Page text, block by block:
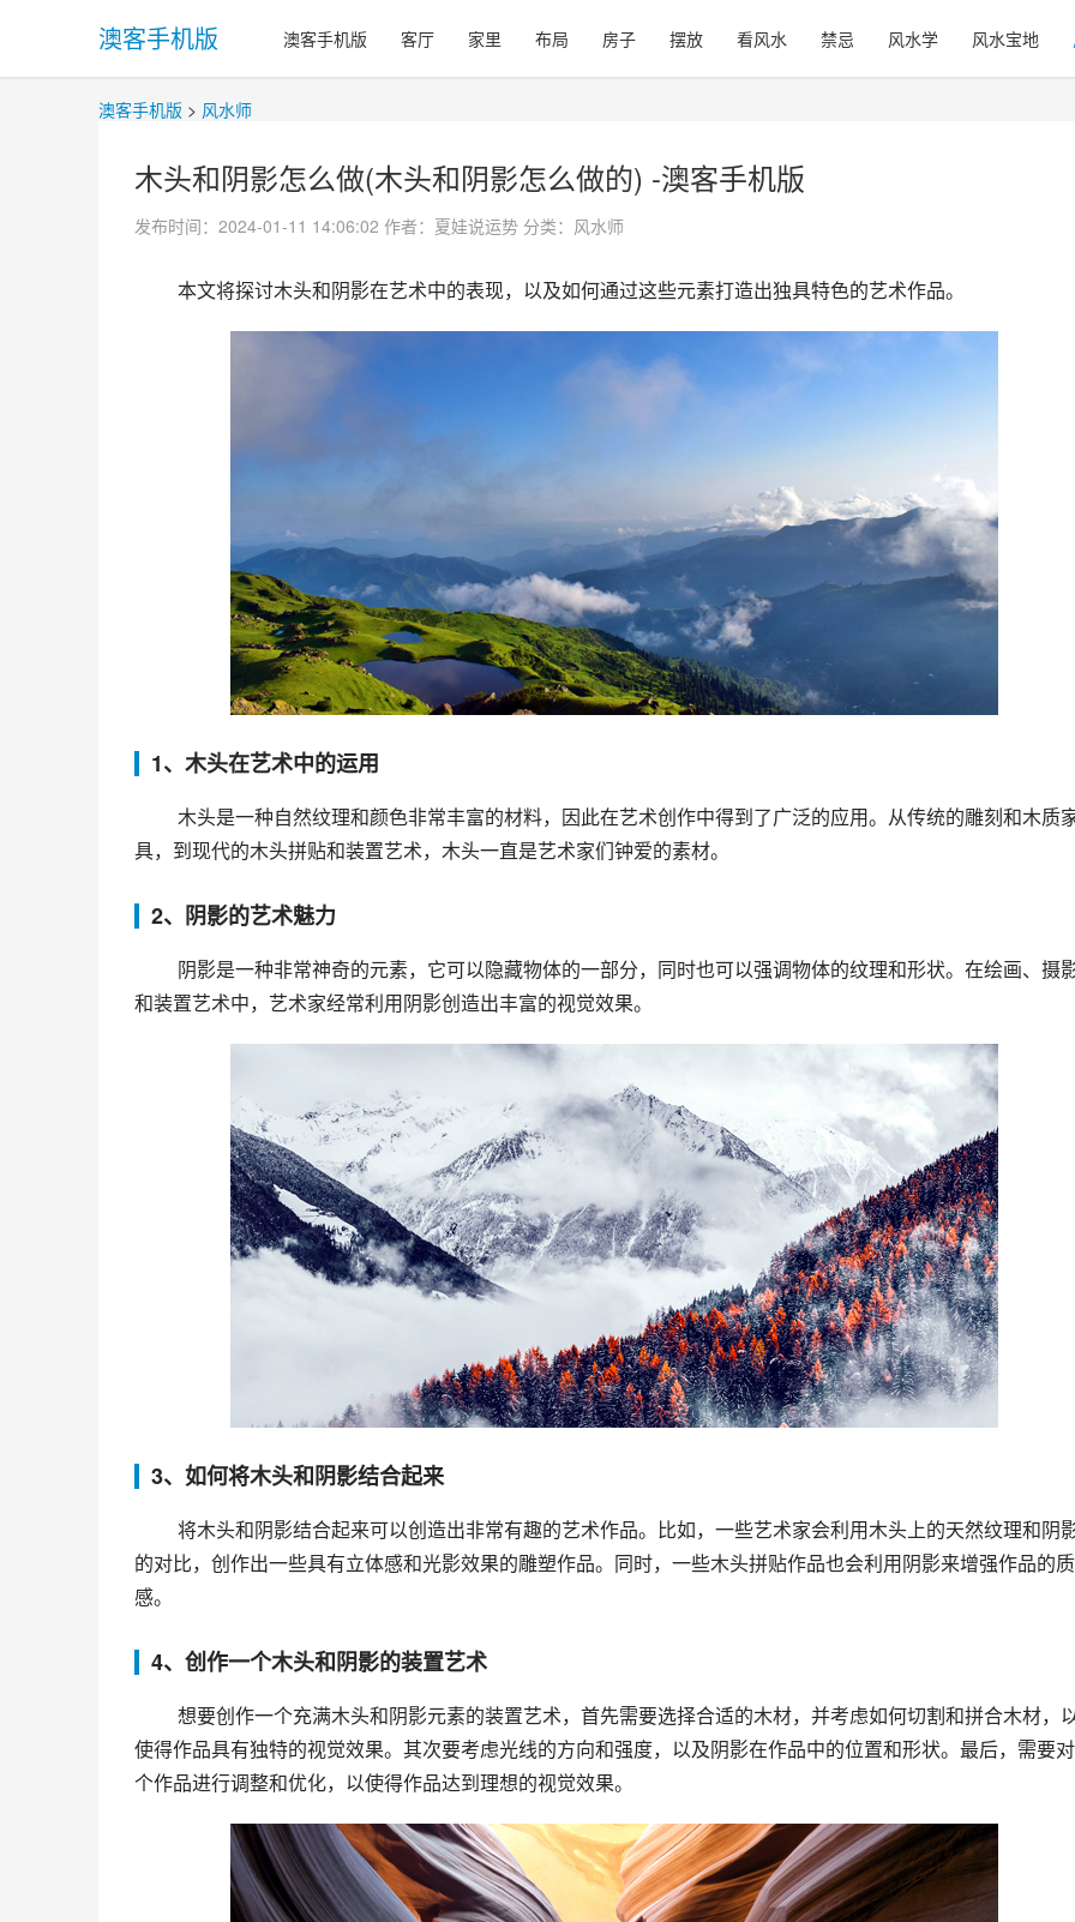
澳客手机版 澳客手机版 客厅 家里 布局 房子 摆放 看风水 禁忌 风水学 风水宝地
澳客手机版 > 风水师
木头和阴影怎么做(木头和阴影怎么做的) -澳客手机版
发布时间：2024-01-11 14:06:02 作者：夏娃说运势 分类： 风水师
本文将探讨木头和阴影在艺术中的表现，以及如何通过这些元素打造出独具特色的艺术作品。
1、木头在艺术中的运用
具，到现代的木头拼贴和装置艺术，木头一直是艺术家们钟爱的素材。
2、阴影的艺术魅力
和装置艺术中，艺术家经常利用阴影创造出丰富的视觉效果。
3、如何将木头和阴影结合起来
的对比，创作出一些具有立体感和光影效果的雕塑作品。同时，一些木头拼贴作品也会利用阴影来增强作品的质
感。
4、创作一个木头和阴影的装置艺术
使得作品具有独特的视觉效果。其次要考虑光线的方向和强度，以及阴影在作品中的位置和形状。最后，需要
个作品进行调整和优化，以使得作品达到理想的视觉效果。